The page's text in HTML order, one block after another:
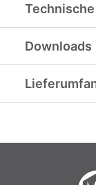
Downloads